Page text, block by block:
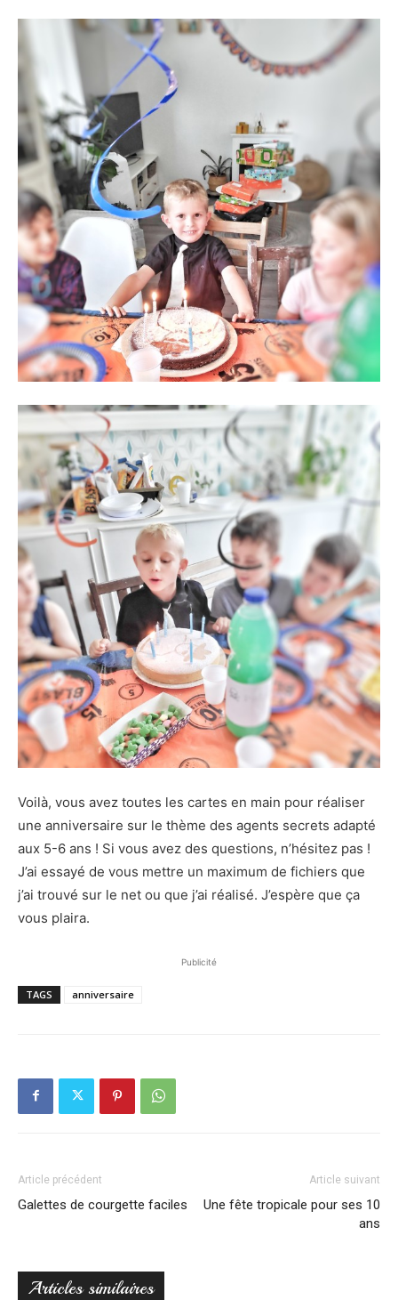
Voilà, vous avez toutes les cartes en main pour réaliser
une anniversaire sur le thème des agents secrets adapté
aux 5-6 ans ! Si vous avez des questions, n’hésitez pas !
J’ai essayé de vous mettre un maximum de fichiers que
j’ai trouvé sur le net ou que j’ai réalisé. J’espère que ça
vous plaira.
Publicité
TAGS anniversaire
Article précédent
Galettes de courgette faciles
Article suivant
Une fête tropicale pour ses 10
ans
Articles similaires